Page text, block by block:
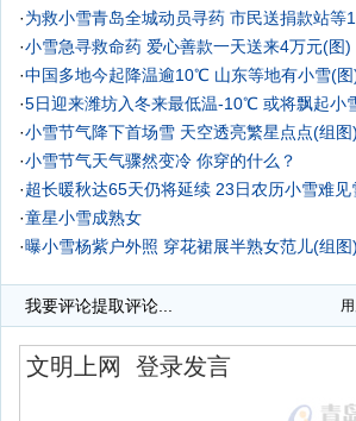
·为救小雪青岛全城动员寻药 市民送捐款站等
·小雪急寻救命药 爱心善款一天送来4万元(图)
·中国多地今起降温逾10℃ 山东等地有小雪(图
·5日迎来潍坊入冬来最低温-10℃ 或将飘起小
·小雪节气降下首场雪 天空透亮繁星点点(组图)
·小雪节气天气骤然变冷 你穿的什么？
·超长暖秋达65天仍将延续 23日农历小雪难见
·童星小雪成熟女
·曝小雪杨紫户外照 穿花裙展半熟女范儿(组图)
我要评论提取评论...